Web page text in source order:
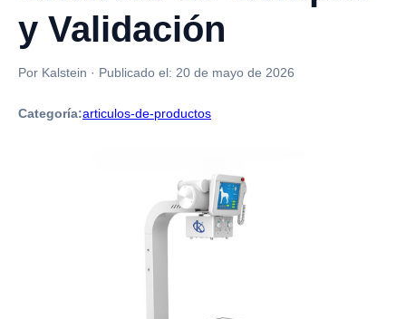
y Validación
Por Kalstein · Publicado el: 20 de mayo de 2026
Categoría:articulos-de-productos